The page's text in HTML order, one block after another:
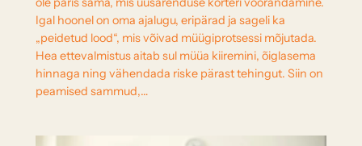
Igal hoonel on oma ajalugu, eripärad ja sageli ka
„peidetud lood“, mis võivad müügiprotsessi mõjutada.
Hea ettevalmistus aitab sul müüa kiiremini, õiglasema
hinnaga ning vähendada riske pärast tehingut. Siin on
peamised sammud,…